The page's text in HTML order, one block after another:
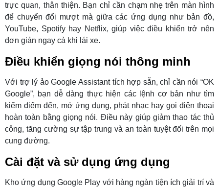
trực quan, thân thiện. Bạn chỉ cần chạm nhẹ trên màn hình
để chuyển đổi mượt mà giữa các ứng dụng như bản đồ,
YouTube, Spotify hay Netflix, giúp việc điều khiển trở nên
đơn giản ngay cả khi lái xe.
Điều khiển giọng nói thông minh
Với trợ lý ảo Google Assistant tích hợp sẵn, chỉ cần nói “OK
Google”, bạn dễ dàng thực hiện các lệnh cơ bản như tìm
kiếm điểm đến, mở ứng dụng, phát nhạc hay gọi điện thoại
hoàn toàn bằng giọng nói. Điều này giúp giảm thao tác thủ
công, tăng cường sự tập trung và an toàn tuyệt đối trên mọi
cung đường.
Cài đặt và sử dụng ứng dụng
Kho ứng dụng Google Play với hàng ngàn tiện ích giải trí và